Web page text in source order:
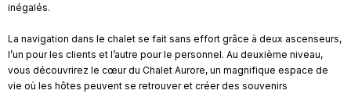
inégalés.
La navigation dans le chalet se fait sans effort grâce à deux ascenseurs,
l’un pour les clients et l’autre pour le personnel. Au deuxième niveau,
vous découvrirez le cœur du Chalet Aurore, un magnifique espace de
vie où les hôtes peuvent se retrouver et créer des souvenirs